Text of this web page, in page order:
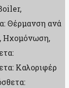
Θέρμανση ανά
Ηχομόνωση,
Καλοριφέρ